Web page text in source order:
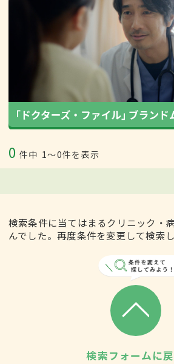
0 件中 1〜0件を表示
検索条件に当てはまるクリニック・
んでした。再度条件を変更して検索し
検索フォームに